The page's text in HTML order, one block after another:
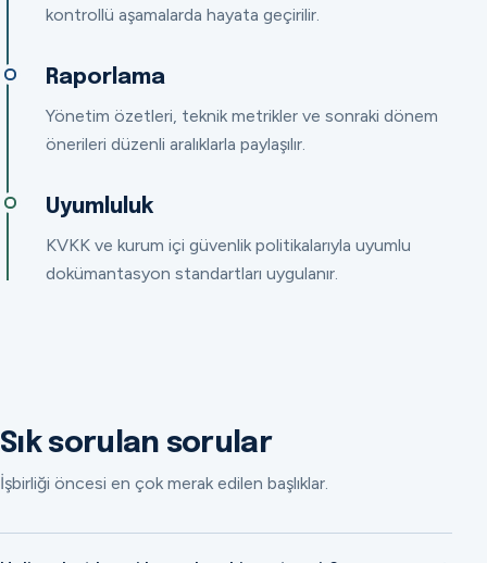
kontrollü aşamalarda hayata geçirilir.
Raporlama
Yönetim özetleri, teknik metrikler ve sonraki dönem
önerileri düzenli aralıklarla paylaşılır.
Uyumluluk
KVKK ve kurum içi güvenlik politikalarıyla uyumlu
dokümantasyon standartları uygulanır.
Sık sorulan sorular
İşbirliği öncesi en çok merak edilen başlıklar.